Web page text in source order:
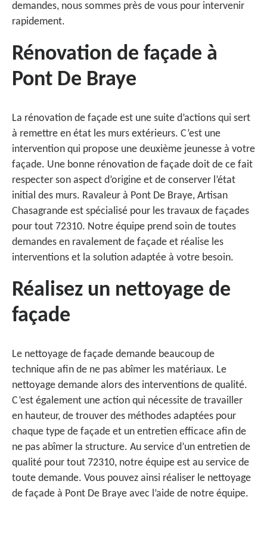
demandes, nous sommes près de vous pour intervenir
rapidement.
Rénovation de façade à
Pont De Braye
La rénovation de façade est une suite d’actions qui sert
à remettre en état les murs extérieurs. C’est une
intervention qui propose une deuxième jeunesse à votre
façade. Une bonne rénovation de façade doit de ce fait
respecter son aspect d’origine et de conserver l’état
initial des murs. Ravaleur à Pont De Braye, Artisan
Chasagrande est spécialisé pour les travaux de façades
pour tout 72310. Notre équipe prend soin de toutes
demandes en ravalement de façade et réalise les
interventions et la solution adaptée à votre besoin.
Réalisez un nettoyage de
façade
Le nettoyage de façade demande beaucoup de
technique afin de ne pas abîmer les matériaux. Le
nettoyage demande alors des interventions de qualité.
C’est également une action qui nécessite de travailler
en hauteur, de trouver des méthodes adaptées pour
chaque type de façade et un entretien efficace afin de
ne pas abîmer la structure. Au service d’un entretien de
qualité pour tout 72310, notre équipe est au service de
toute demande. Vous pouvez ainsi réaliser le nettoyage
de façade à Pont De Braye avec l’aide de notre équipe.